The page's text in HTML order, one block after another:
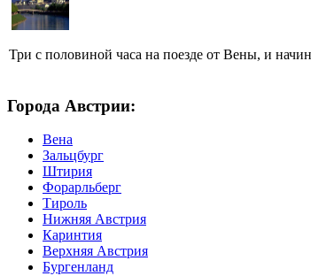
Три с половиной часа на поезде от Вены, и
Города Австрии:
Вена
Зальцбург
Штирия
Форарльберг
Тироль
Нижняя Австрия
Каринтия
Верхняя Австрия
Бургенланд